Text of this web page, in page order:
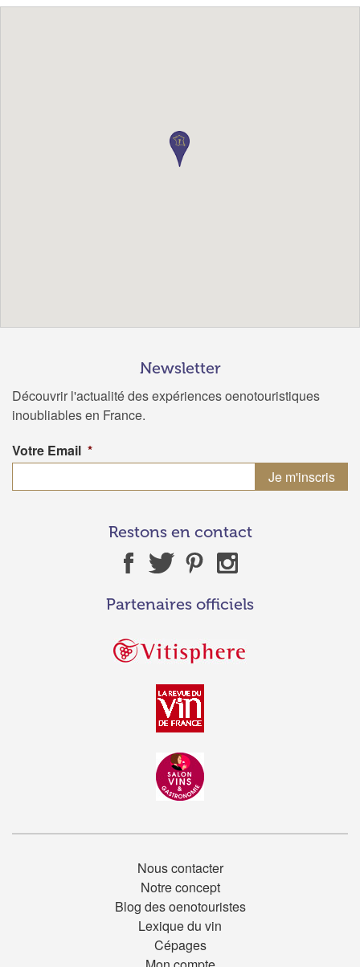
Newsletter
Découvrir l'actualité des expériences oenotouristiques
inoubliables en France.
Votre Email *
Restons en contact
Partenaires officiels
Nous contacter
Notre concept
Blog des oenotouristes
Lexique du vin
Cépages